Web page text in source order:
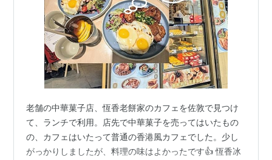
老舗の中華菓子店、恆香老餅家のカフェを佐敦で見つけ
て、ランチで利用。店先で中華菓子を売ってはいたもの
の、カフェはいたって普通の香港風カフェでした。少し
がっかりしましたが、料理の味はよかったです👍 恆香冰